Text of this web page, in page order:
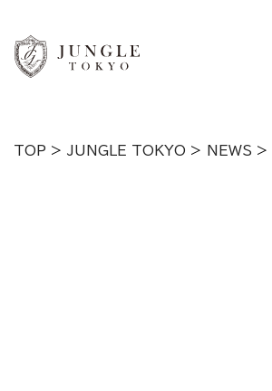
TOP > JUNGLE TOKYO > NEWS >